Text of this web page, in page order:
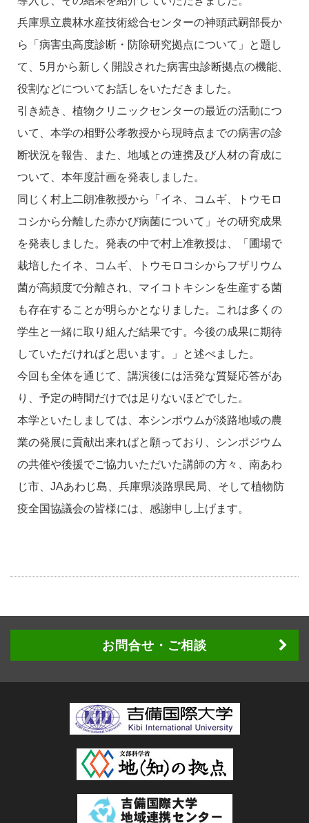
兵庫県立農林水産技術総合センターの神頭武嗣部長か
ら「病害虫高度診断・防除研究拠点について」と題し
て、5月から新しく開設された病害虫診断拠点の機能、
役割などについてお話しをいただきました。
引き続き、植物クリニックセンターの最近の活動につ
いて、本学の相野公孝教授から現時点までの病害の診
断状況を報告、また、地域との連携及び人材の育成に
ついて、本年度計画を発表しました。
同じく村上二朗准教授から「イネ、コムギ、トウモロ
コシから分離した赤かび病菌について」その研究成果
を発表しました。発表の中で村上准教授は、「圃場で
栽培したイネ、コムギ、トウモロコシからフザリウム
菌が高頻度で分離され、マイコトキシンを生産する菌
も存在することが明らかとなりました。これは多くの
学生と一緒に取り組んだ結果です。今後の成果に期待
していただければと思います。」と述べました。
今回も全体を通じて、講演後には活発な質疑応答があ
り、予定の時間だけでは足りないほどでした。
本学といたしましては、本シンポウムが淡路地域の農
業の発展に貢献出来ればと願っており、シンポジウム
の共催や後援でご協力いただいた講師の方々、南あわ
じ市、JAあわじ島、兵庫県淡路県民局、そして植物防
疫全国協議会の皆様には、感謝申し上げます。
お問合せ・ご相談